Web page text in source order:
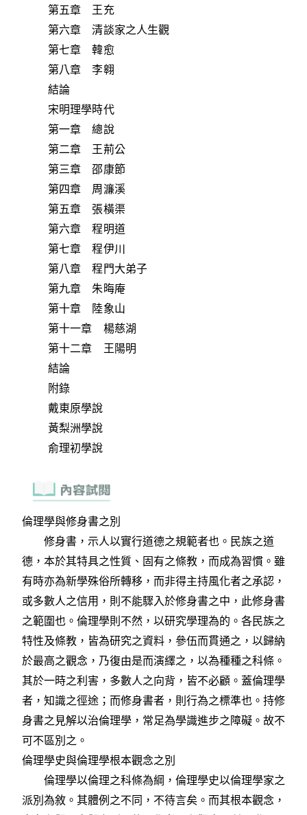
第五章 王充
第六章 清談家之人生觀
第七章 韓愈
第八章 李翱
結論
宋明理學時代
第一章 總說
第二章 王荊公
第三章 邵康節
第四章 周濂溪
第五章 張橫渠
第六章 程明道
第七章 程伊川
第八章 程門大弟子
第九章 朱晦庵
第十章 陸象山
第十一章 楊慈湖
第十二章 王陽明
結論
附錄
戴東原學說
黃梨洲學說
俞理初學說